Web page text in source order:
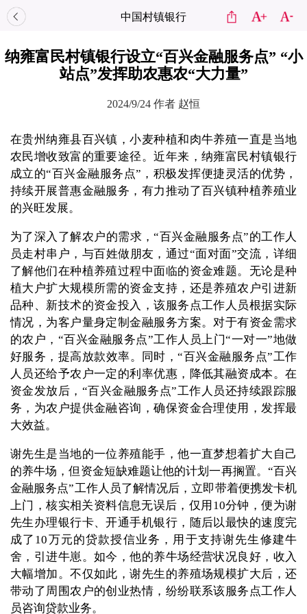
中国村镇银行
纳雍富民村镇银行设立“百兴金融服务点” “小
站点”发挥助农惠农“大力量”
2024/9/24 作者 赵恒
在贵州纳雍县百兴镇，小麦种植和肉牛养殖一直是当地
农民增收致富的重要途径。近年来，纳雍富民村镇银行
成立的“百兴金融服务点”，积极发挥便捷灵活的优势，
持续开展普惠金融服务，有力推动了百兴镇种植养殖业
的兴旺发展。
为了深入了解农户的需求，“百兴金融服务点”的工作人
员走村串户，与百姓做朋友，通过“面对面”交流，详细
了解他们在种植养殖过程中面临的资金难题。无论是种
植大户扩大规模所需的资金支持，还是养殖农户引进新
品种、新技术的资金投入，该服务点工作人员根据实际
情况，为客户量身定制金融服务方案。对于有资金需求
的农户，“百兴金融服务点”工作人员上门“一对一”地做
好服务，提高放款效率。同时，“百兴金融服务点”工作
人员还给予农户一定的利率优惠，降低其融资成本。在
资金发放后，“百兴金融服务点”工作人员还持续跟踪服
务，为农户提供金融咨询，确保资金合理使用，发挥最
大效益。
谢先生是当地的一位养殖能手，他一直梦想着扩大自己
的养牛场，但资金短缺难题让他的计划一再搁置。“百兴
金融服务点”工作人员了解情况后，立即带着便携发卡机
上门，核实相关资料信息无误后，仅用10分钟，便为谢
先生办理银行卡、开通手机银行，随后以最快的速度完
成了10万元的贷款授信业务，用于支持谢先生修建牛
舍，引进牛崽。如今，他的养牛场经营状况良好，收入
大幅增加。不仅如此，谢先生的养殖场规模扩大后，还
带动了周围农户的创业热情，纷纷联系该服务点工作人
员咨询贷款业务。